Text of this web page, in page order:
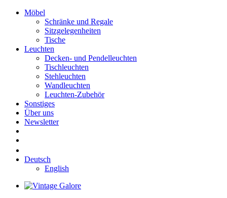
Möbel
Schränke und Regale
Sitzgelegenheiten
Tische
Leuchten
Decken- und Pendelleuchten
Tischleuchten
Stehleuchten
Wandleuchten
Leuchten-Zubehör
Sonstiges
Über uns
Newsletter
Deutsch
English